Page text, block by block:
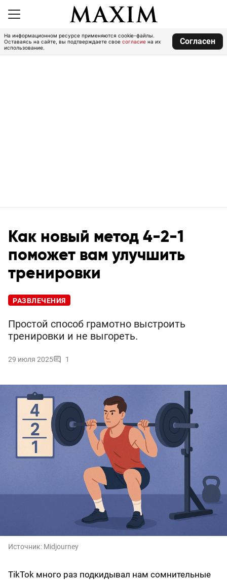
На информационном ресурсе применяются cookie-файлы.
Оставаясь на сайте, вы подтверждаете свое согласие на их
использование.
Согласен
Как новый метод 4-2-1
поможет вам улучшить
тренировки
РАЗВЛЕЧЕНИЯ
Простой способ грамотно выстроить
тренировки и не выгореть.
29 июля 2025 1
Источник: Midjourney
TikTok много раз подкидывал нам сомнительные